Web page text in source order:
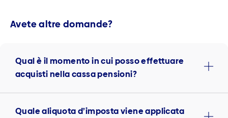
Avete altre domande?
Qual è il momento in cui posso effettuare
acquisti nella cassa pensioni?
Quale aliquota d’imposta viene applicata